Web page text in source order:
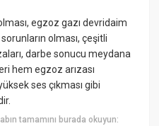
egzoz gazı devridaim
olması, çeşitli
darbe sonucu meydana
hem egzoz arızası
ses çıkması gibi
tamamını burada okuyun: